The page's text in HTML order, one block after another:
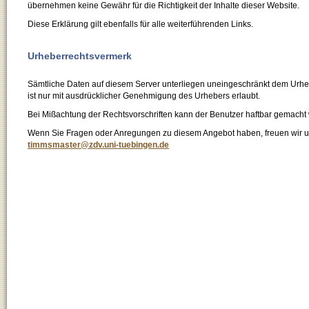
übernehmen keine Gewähr für die Richtigkeit der Inhalte dieser Website.
Diese Erklärung gilt ebenfalls für alle weiterführenden Links.
Urheberrechtsvermerk
Sämtliche Daten auf diesem Server unterliegen uneingeschränkt dem
ist nur mit ausdrücklicher Genehmigung des Urhebers erlaubt.
Bei Mißachtung der Rechtsvorschriften kann der Benutzer haftbar gemacht
Wenn Sie Fragen oder Anregungen zu diesem Angebot haben, freuen wir
timmsmaster@zdv.uni-tuebingen.de